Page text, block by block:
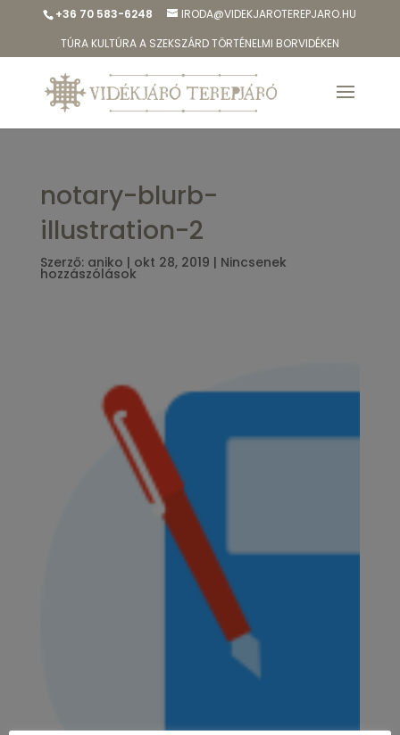
+36 70 583-6248
IRODA@VIDEKJAROTEREPJARO.HU
TÚRA KULTÚRA A SZEKSZÁRD TÖRTÉNELMI BORVIDÉKEN
notary-blurb-
illustration-2
Szerző: aniko | okt 28, 2019 | Nincsenek
hozzászólások